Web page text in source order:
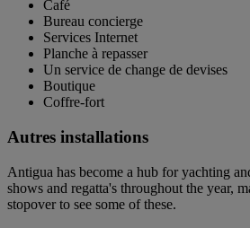
Café
Bureau concierge
Services Internet
Planche à repasser
Un service de change de devises
Boutique
Coffre-fort
Autres installations
Antigua has become a hub for yachting
shows and regatta's throughout the year,
stopover to see some of these.